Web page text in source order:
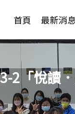
首頁 最新消息
2「悅讀